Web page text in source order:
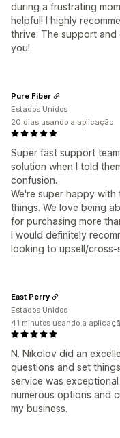
during a frustrating
helpful! I highly
thrive. The support and
you!
Super fast support
solution when I told
confusion.
We're super happy
things. We love being
for purchasing more
I would definitely
looking to upsell/cross-
Pure Fiber
Estados Unidos
20 dias usando a aplicação
N. Nikolov did an
questions and set
service was
numerous options and
my business.
East Perry
Estados Unidos
41 minutos usando a